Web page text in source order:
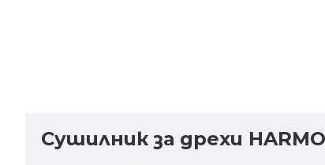
Сушилник за дрехи